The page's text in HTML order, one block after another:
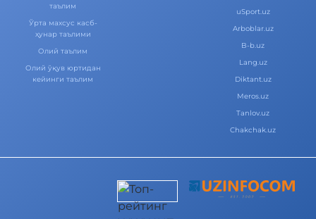
таълим
Ўрта махсус касб-
ҳунар таълими
Олий таълим
Олий ўқув юртидан
кейинги таълим
uSport.uz
Arboblar.uz
B-b.uz
Lang.uz
Diktant.uz
Meros.uz
Tanlov.uz
Chakchak.uz